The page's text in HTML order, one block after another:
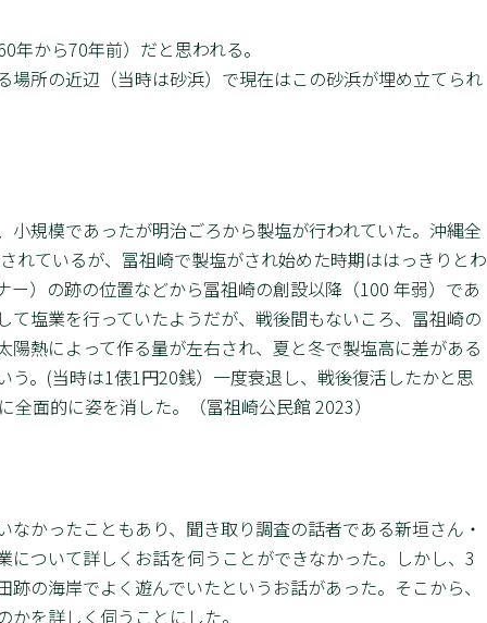
から70年前）だと思われる。
場所の近辺（当時は砂浜）で現在はこの砂浜が埋め立てられ
規模であったが明治ごろから製塩が行われていた。沖縄全
れているが、冨祖崎で製塩がされ始めた時期ははっきりとわ
）の跡の位置などから冨祖崎の創設以降（100 年弱）であ
て塩業を行っていたようだが、戦後間もないころ、冨祖崎の
熱によって作る量が左右され、夏と冬で製塩高に差がある
。(当時は1俵1円20銭）一度衰退し、戦後復活したかと思
面的に姿を消した。（冨祖崎公民館 2023）
かったこともあり、聞き取り調査の話者である新垣さん・
について詳しくお話を伺うことができなかった。しかし、3
の海岸でよく遊んでいたというお話があった。そこから、
を詳しく伺うことにした。